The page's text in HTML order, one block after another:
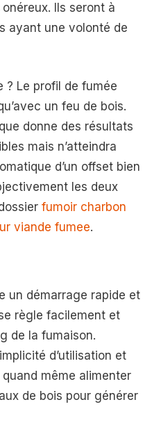
Ils seront à
ayant une volonté de
? Le profil de fumée
un feu de bois.
donne des résultats
mais n’atteindra
d’un offset bien
les deux
fumoir charbon
viande fumee.
un démarrage rapide et
règle facilement et
de la fumaison.
d’utilisation et
même alimenter
de bois pour générer